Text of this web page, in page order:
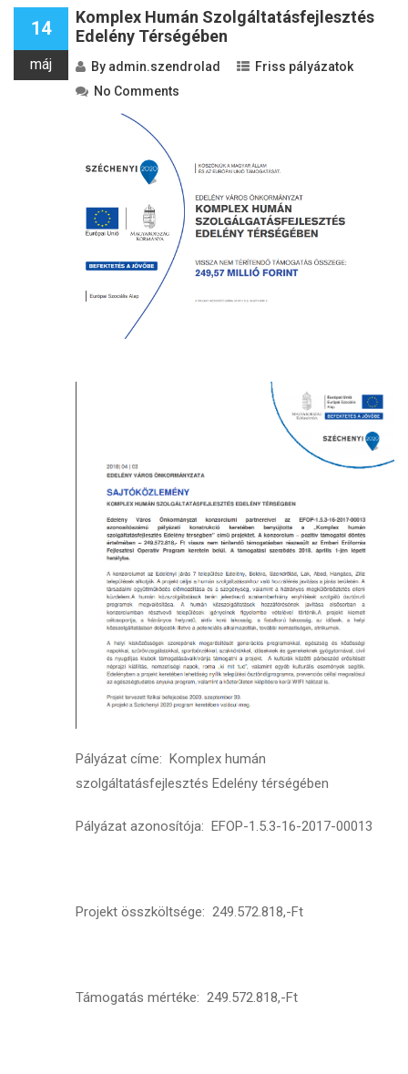
14
máj
Komplex Humán Szolgáltatásfejlesztés
Edelény Térségében
By admin.szendrolad
Friss pályázatok
No Comments
Pályázat címe: Komplex humán
szolgáltatásfejlesztés Edelény térségében
Pályázat azonosítója: EFOP-1.5.3-16-2017-00013
Projekt összköltsége: 249.572.818,-Ft
Támogatás mértéke: 249.572.818,-Ft